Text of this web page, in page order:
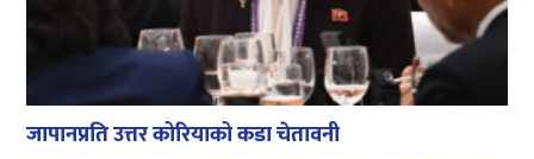
जापानप्रति उत्तर कोरियाको कडा चेतावनी